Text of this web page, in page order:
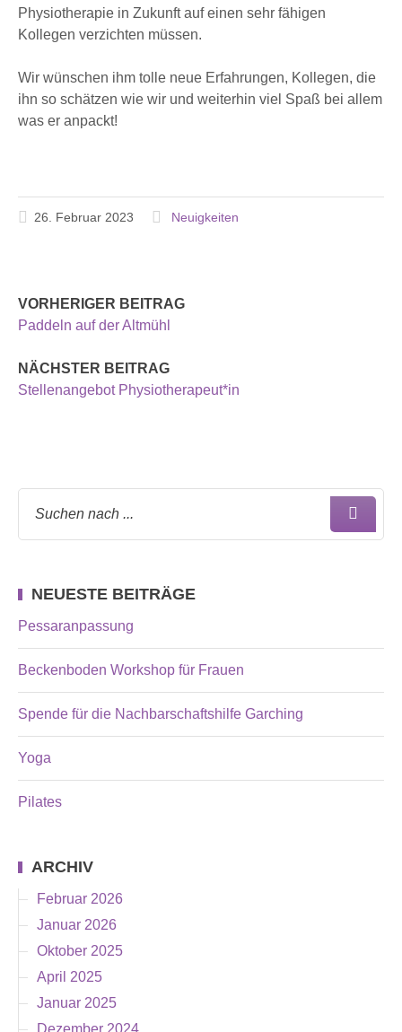
Physiotherapie in Zukunft auf einen sehr fähigen
Kollegen verzichten müssen.
Wir wünschen ihm tolle neue Erfahrungen, Kollegen, die
ihn so schätzen wie wir und weiterhin viel Spaß bei allem
was er anpackt!
26. Februar 2023 Neuigkeiten
VORHERIGER BEITRAG
Paddeln auf der Altmühl
NÄCHSTER BEITRAG
Stellenangebot Physiotherapeut*in
NEUESTE BEITRÄGE
Pessaranpassung
Beckenboden Workshop für Frauen
Spende für die Nachbarschaftshilfe Garching
Yoga
Pilates
ARCHIV
Februar 2026
Januar 2026
Oktober 2025
April 2025
Januar 2025
Dezember 2024